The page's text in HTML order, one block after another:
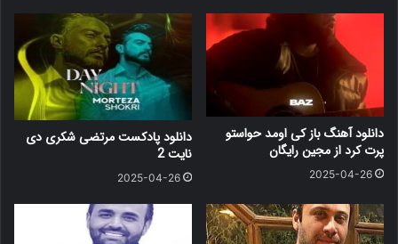
دانلود آهنگ باز کی اومد حواستو
پرت کرد از مجین رایگان
2025-04-26
دانلود پادکست مرتضی شکری دی
نایت 2
2025-04-26